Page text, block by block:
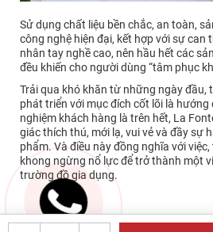
Sử dụng chất liệu bền chắc, an toàn,
công nghệ hiện đại, kết hợp với sự can
nhân tay nghề cao, nên hầu hết các
đều khiến cho người dùng “tâm phục
Trải qua khó khăn từ những ngày đầu,
phát triển với mục đích cốt lõi là
nghiệm khách hàng là trên hết, La
giác thích thú, mới lạ, vui vẻ và đầy sự
phẩm. Và điều này đồng nghĩa với
khong ngừng nổ lực để trở thành một
trường đồ gia dụng.